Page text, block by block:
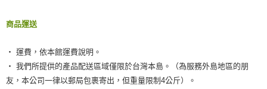
商品運送
‧ 運費，依本館運費說明。
‧ 我們所提供的產品配送區域僅限於台灣本島。（為服務外島地區的朋
友，本公司一律以郵局包裹寄出，但重量限制4公斤）。